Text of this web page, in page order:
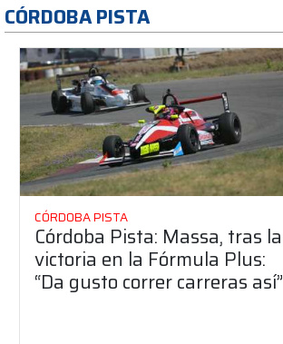
CÓRDOBA PISTA
CÓRDOBA PISTA
Córdoba Pista: Massa, tras la
victoria en la Fórmula Plus:
“Da gusto correr carreras así”